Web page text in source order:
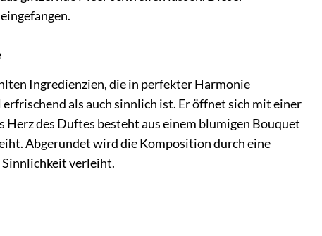
Ingredienzien, die in perfekter Harmonie
als auch sinnlich ist. Er öffnet sich mit einer
des Duftes besteht aus einem blumigen Bouquet
Abgerundet wird die Komposition durch eine
Sinnlichkeit verleiht.